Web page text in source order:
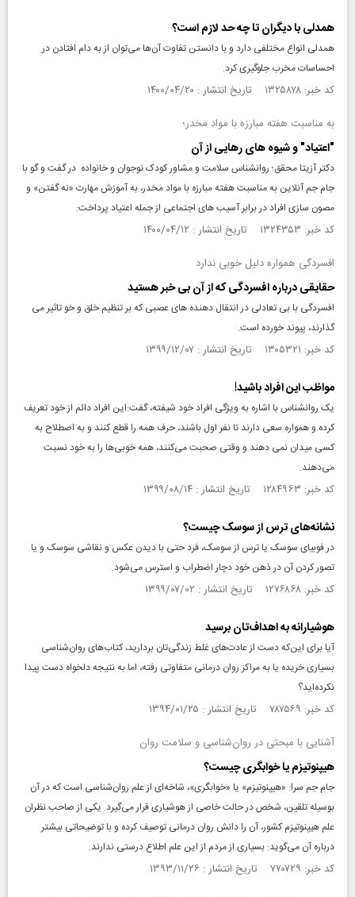
همدلی با دیگران تا چه حد لازم است؟
همدلی انواع مختلفی دارد و با دانستن تفاوت آن‌ها می‌توان از به دام افتادن در
احساسات مخرب جلوگیری کرد.
کد خبر: ۱۳۲۵۸۷۸ تاریخ انتشار : ۱۴۰۰/۰۴/۲۰
به مناسبت هفته مبارزه با مواد مخدر؛
"اعتیاد" و شیوه های رهایی از آن
دکتر آزیتا محقق؛ روانشناس سلامت و مشاور کودک نوجوان و خانواده در گفت و گو با
جام جم آنلاین به مناسبت هفته مبارزه با مواد مخدر، به آموزش مهارت «نه گفتن» و
مصون سازی افراد در برابر آسیب های اجتماعی از جمله اعتیاد پرداخت: ​
کد خبر: ۱۳۲۴۳۵۳ تاریخ انتشار : ۱۴۰۰/۰۴/۱۲
افسردگی همواره دلیل خوبی ندارد
حقایقی درباره افسردگی که از آن بی خبر هستید
افسردگی با بی تعادلی در انتقال دهنده های عصبی که بر تنظیم خلق و خو تاثیر می
گذارند، پیوند خورده است.
کد خبر: ۱۳۰۵۳۲۱ تاریخ انتشار : ۱۳۹۹/۱۲/۰۷
مواظب این افراد باشید!
یک روانشناس با اشاره به ویژگی افراد خود شیفته، گفت:این افراد دائم از خود تعریف
کرده و همواره سعی دارند تا نفر اول باشند، حرف همه را قطع کنند و به اصطلاح به
کسی میدان نمی دهند و وقتی صحبت می‌کنند، همه خوبی‌ها را به خود نسبت
می‌دهند.
کد خبر: ۱۲۸۴۹۶۳ تاریخ انتشار : ۱۳۹۹/۰۸/۱۴
نشانه‌های ترس از سوسک چیست؟
در فوبیای سوسک یا ترس از سوسک، فرد حتی با دیدن عکس و نقاشی سوسک و یا
تصور کردن آن در ذهن خود دچار اضطراب و استرس می‌شود.
کد خبر: ۱۲۷۶۸۶۸ تاریخ انتشار : ۱۳۹۹/۰۷/۰۲
هوشیارانه به اهداف‌تان برسید
آیا برای این‌که دست از عادت‌های غلط زندگی‌تان بردارید، کتاب‌های روان‌شناسی
بسیاری خریده یا به مراکز روان درمانی متفاوتی رفته‌، اما به نتیجه دلخواه دست پیدا
نکرده‌اید؟
کد خبر: ۷۸۷۵۶۹ تاریخ انتشار : ۱۳۹۴/۰۱/۲۵
آشنایی با مبحثی در روان‌شناسی و سلامت روان
هیپنوتیزم یا خوابگری چیست؟
جام جم سرا: «هیپنوتیزم» یا «خوابگری»، شاخه‌ای از علم روان‌شناسی است که در آن
بوسیله تلقین، شخص در حالت خاصی از هوشیاری قرار می‌گیرد. یکی از صاحب نظران
علم هیپنوتیزم کشور، آن را دانش روان درمانی توصیف کرده و با توضیحاتی بیشتر
درباره آن می‌گوید: بسیاری از مردم از این علم اطلاع درستی ندارند.
کد خبر: ۷۷۰۷۲۹ تاریخ انتشار : ۱۳۹۳/۱۱/۲۶